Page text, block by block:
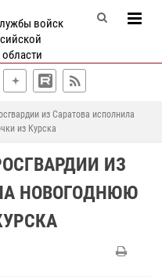
войск
из Саратова исполнила
из Курска
ИЗ
НОВОГОДНЮЮ